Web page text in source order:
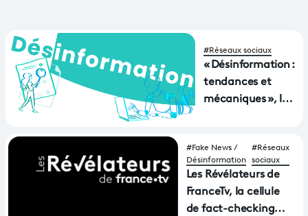
#Réseaux sociaux
« Désinformation :
tendances et
mécaniques », la
France Télévisions
#Fake News /
Désinformation
#Réseaux
sociaux
Les Révélateurs de
FranceTv, la cellule
de fact-checking